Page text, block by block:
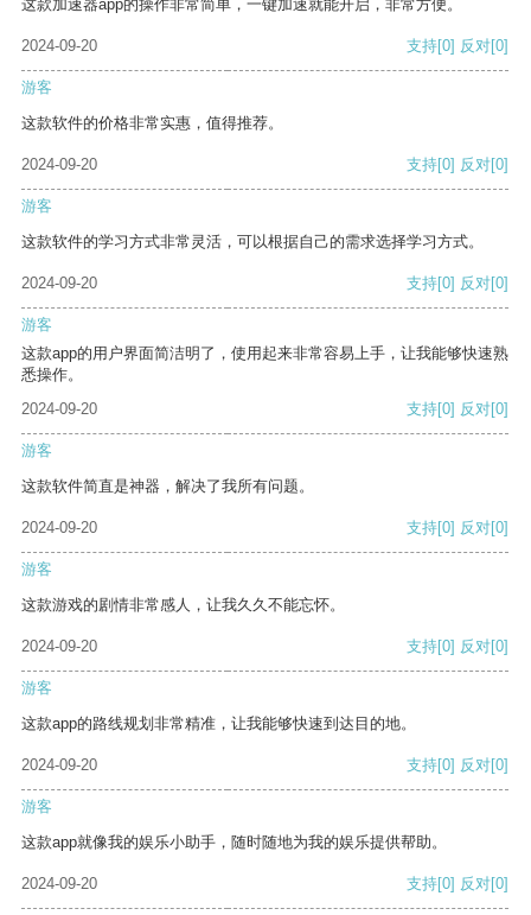
这款加速器app的操作非常简单，一键加速就能开启，非常方便。
2024-09-20 支持[0] 反对[0]
游客
这款软件的价格非常实惠，值得推荐。
2024-09-20 支持[0] 反对[0]
游客
这款软件的学习方式非常灵活，可以根据自己的需求选择学习方式。
2024-09-20 支持[0] 反对[0]
游客
这款app的用户界面简洁明了，使用起来非常容易上手，让我能够快速熟
悉操作。
2024-09-20
支持[0] 反对[0]
游客
这款软件简直是神器，解决了我所有问题。
2024-09-20 支持[0] 反对[0]
游客
这款游戏的剧情非常感人，让我久久不能忘怀。
2024-09-20 支持[0] 反对[0]
游客
这款app的路线规划非常精准，让我能够快速到达目的地。
2024-09-20 支持[0] 反对[0]
游客
这款app就像我的娱乐小助手，随时随地为我的娱乐提供帮助。
2024-09-20 支持[0] 反对[0]